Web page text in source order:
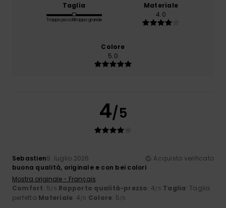
Taglia
Troppo piccoloTroppo grande
Materiale
4.0
Colore
5.0
4/5
Sebastien9. luglio 2026
Acquisto verificato
buona qualità, originale e con bei colori
Mostra originale - Français
Comfort: 5/5 Rapporto qualità-prezzo: 4/5 Taglia: Taglia
perfetta Materiale: 4/5 Colore: 5/5